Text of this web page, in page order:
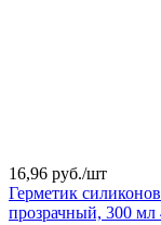
16,96 руб./шт
Герметик
прозрачный, 300 мл